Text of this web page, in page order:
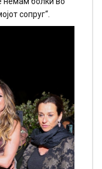
сопруг“.